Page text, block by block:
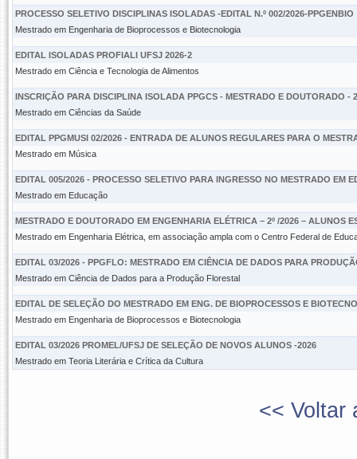
PROCESSO SELETIVO DISCIPLINAS ISOLADAS -EDITAL N.º 002/2026-PPGENBIO
Mestrado em Engenharia de Bioprocessos e Biotecnologia
EDITAL ISOLADAS PROFIALI UFSJ 2026-2
Mestrado em Ciência e Tecnologia de Alimentos
INSCRIÇÃO PARA DISCIPLINA ISOLADA PPGCS - MESTRADO E DOUTORADO -
Mestrado em Ciências da Saúde
EDITAL PPGMUSI 02/2026 - ENTRADA DE ALUNOS REGULARES PARA O
Mestrado em Música
EDITAL 005/2026 - PROCESSO SELETIVO PARA INGRESSO NO MESTRADO EM
Mestrado em Educação
MESTRADO E DOUTORADO EM ENGENHARIA ELÉTRICA – 2º /2026 – ALUNOS
Mestrado em Engenharia Elétrica, em associação ampla com o Centro Federal de
EDITAL 03/2026 - PPGFLO: MESTRADO EM CIÊNCIA DE DADOS PARA
Mestrado em Ciência de Dados para a Produção Florestal
EDITAL DE SELEÇÃO DO MESTRADO EM ENG. DE BIOPROCESSOS E
Mestrado em Engenharia de Bioprocessos e Biotecnologia
EDITAL 03/2026 PROMEL/UFSJ DE SELEÇÃO DE NOVOS ALUNOS -2026
Mestrado em Teoria Literária e Crítica da Cultura
<< Voltar